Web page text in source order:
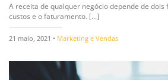
A receita de qualquer negócio depende de dois
custos e o faturamento. [...]
21 maio, 2021 • Marketing e Vendas